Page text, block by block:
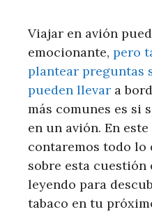
Viajar en avión
emocionante, pero
plantear preguntas
pueden llevar a
más comunes es si
en un avión. En
contaremos todo lo
sobre esta cuestión
leyendo para
tabaco en tu